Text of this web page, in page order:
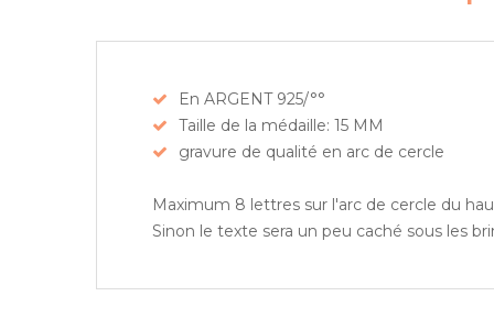
En ARGENT 925/°°
Taille de la médaille: 15 MM
gravure de qualité en arc de cercle
Maximum 8 lettres sur l'arc de cercle du
Sinon le texte sera un peu caché sous les